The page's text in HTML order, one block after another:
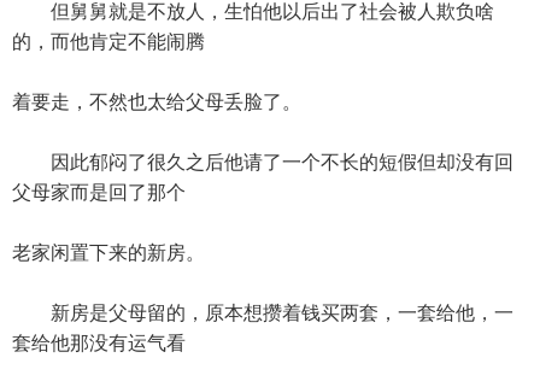
但舅舅就是不放人，生怕他以后出了社会被人欺负啥
的，而他肯定不能闹腾
着要走，不然也太给父母丢脸了。
因此郁闷了很久之后他请了一个不长的短假但却没有回
父母家而是回了那个
老家闲置下来的新房。
新房是父母留的，原本想攒着钱买两套，一套给他，一
套给他那没有运气看